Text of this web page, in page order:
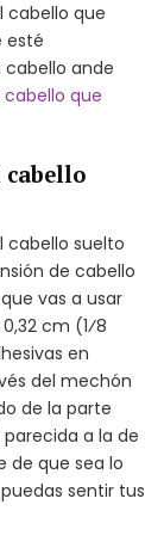
cabello que
esté
ande
que
cabello
cabello suelto
de cabello
vas a usar
cm (1⁄8
en
del mechón
de la parte
a la de
de que sea lo
sentir tus